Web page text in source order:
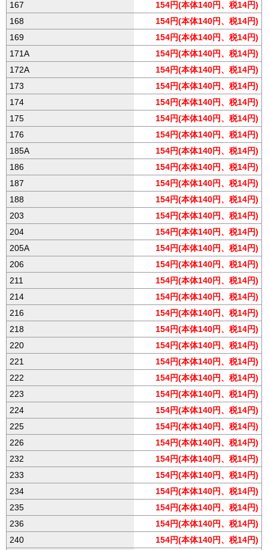
167
154円(本体140円、税14円)
168
154円(本体140円、税14円)
169
154円(本体140円、税14円)
171A
154円(本体140円、税14円)
172A
154円(本体140円、税14円)
173
154円(本体140円、税14円)
174
154円(本体140円、税14円)
175
154円(本体140円、税14円)
176
154円(本体140円、税14円)
185A
154円(本体140円、税14円)
186
154円(本体140円、税14円)
187
154円(本体140円、税14円)
188
154円(本体140円、税14円)
203
154円(本体140円、税14円)
204
154円(本体140円、税14円)
205A
154円(本体140円、税14円)
206
154円(本体140円、税14円)
211
154円(本体140円、税14円)
214
154円(本体140円、税14円)
216
154円(本体140円、税14円)
218
154円(本体140円、税14円)
220
154円(本体140円、税14円)
221
154円(本体140円、税14円)
222
154円(本体140円、税14円)
223
154円(本体140円、税14円)
224
154円(本体140円、税14円)
225
154円(本体140円、税14円)
226
154円(本体140円、税14円)
232
154円(本体140円、税14円)
233
154円(本体140円、税14円)
234
154円(本体140円、税14円)
235
154円(本体140円、税14円)
236
154円(本体140円、税14円)
240
154円(本体140円、税14円)